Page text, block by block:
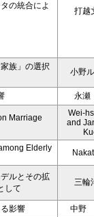
の統合によ
打越
族」の選択
小野
永
Marriage
Wei-
and
Elderly
ルとその拡
して
三輪
影響 中野